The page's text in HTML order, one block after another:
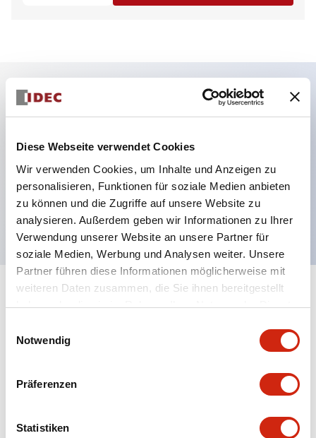
Diese Webseite verwendet Cookies
Wir verwenden Cookies, um Inhalte und Anzeigen zu
personalisieren, Funktionen für soziale Medien anbieten
zu können und die Zugriffe auf unsere Website zu
analysieren. Außerdem geben wir Informationen zu Ihrer
Verwendung unserer Website an unsere Partner für
soziale Medien, Werbung und Analysen weiter. Unsere
Partner führen diese Informationen möglicherweise mit
weiteren Daten zusammen, die Sie ihnen bereitgestellt
haben oder die sie im Rahmen Ihrer Nutzung der Dienste
Notwendig
Präferenzen
Statistiken
Hauptmerkmale
Mehrfachbefestigung möglich
Der schlüsselsichere Selektorschalter verwendet
eine hochsichere Stiftzuhaltungsstruktur
Schutzart IP65 (IEC60529)